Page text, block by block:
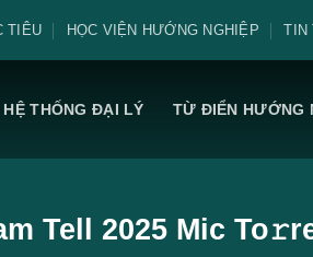
TIÊU HỌC VIỆN HƯỚNG NGHIỆP TIN
HỆ THỐNG ĐẠI LÝ TỪ ĐIỂN HƯỚNG
Tell 2025 Mic